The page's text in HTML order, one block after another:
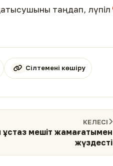
таңдап, лүпіл
Сілтемені көшіру
КЕЛЕСІ
мешіт жамағатымен
жүздесті